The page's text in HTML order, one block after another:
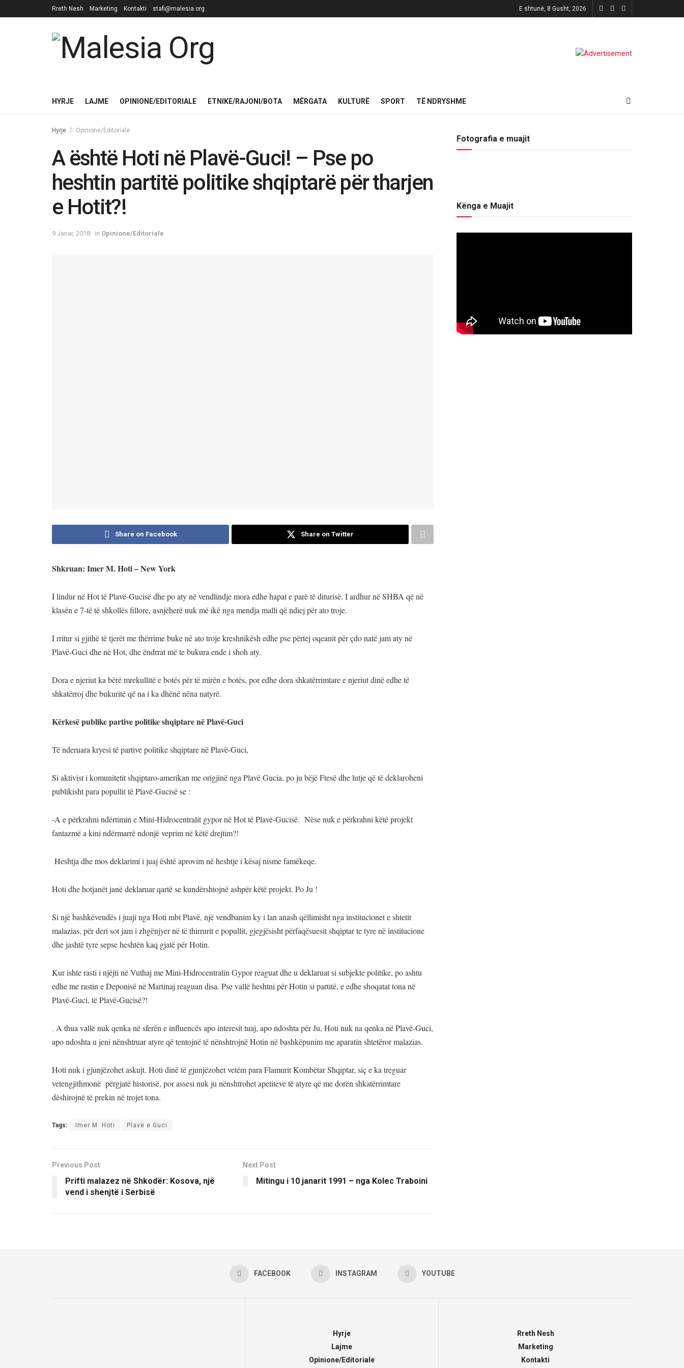
Rreth Nesh Marketing Kontakti stafi@malesia.org E shtunë, 8 Gusht, 2026
HYRJE LAJME OPINIONE/EDITORIALE ETNIKE/RAJONI/BOTA MËRGATA KULTURË SPORT TË NDRYSHME
Hyrje Opinione/Editoriale
A është Hoti në Plavë-Guci! – Pse po
heshtin partitë politike shqiptarë për tharjen
e Hotit?!
9 Janar, 2018 in Opinione/Editoriale
Share on Facebook Share on Twitter
Shkruan: Imer M. Hoti – New York
I lindur në Hot të Plavë-Gucisë dhe po aty në vendlindje mora edhe hapat e parë të diturisë. I ardhur në SHBA që në
klasën e 7-të të shkollës fillore, asnjëherë nuk më ikë nga mendja malli që ndiej për ato troje.
I rritur si gjithë të tjerët me thërrime buke në ato troje kreshnikësh edhe pse përtej oqeanit për çdo natë jam aty në
Plavë-Guci dhe në Hot, dhe ëndrrat më te bukura ende i shoh aty.
Dora e njeriut ka bërë mrekullitë e botës për të mirën e botës, por edhe dora shkatërrimtare e njeriut dinë edhe të
shkatërroj dhe bukuritë që na i ka dhënë nëna natyrë.
Kërkesë publike partive politike shqiptare në Plavë-Guci
Të nderuara kryesi të partive politike shqiptare në Plavë-Guci,
Si aktivist i komunitetit shqiptaro-amerikan me origjinë nga Plavë Gucia, po ju bëjë Ftesë dhe lutje që të deklaroheni
publikisht para popullit të Plavë-Gucisë se :
-A e përkrahni ndërtimin e Mini-Hidrocentralit gypor në Hot të Plavë-Gucisë. Nëse nuk e përkrahni këtë projekt
fantazmë a kini ndërmarrë ndonjë veprim në këtë drejtim?!
Heshtja dhe mos deklarimi i juaj është aprovim në heshtje i kësaj nisme famëkeqe.
Hoti dhe hotjanët janë deklaruar qartë se kundërshtojnë ashpër këtë projekt. Po Ju !
Si një bashkëvendës i juaji nga Hoti mbi Plavë, një vendbanim ky i lan anash qëllimisht nga institucionet e shtetit
malazias, për deri sot jam i zhgënjyer në të thirrurit e popullit, gjegjësisht përfaqësuesit shqiptar te tyre në institucione
dhe jashtë tyre sepse heshtën kaq gjatë për Hotin.
Kur ishte rasti i njëjti në Vuthaj me Mini-Hidrocentralin Gypor reaguat dhe u deklaruat si subjekte politike, po ashtu
edhe me rastin e Deponisë në Martinaj reaguan disa. Pse vallë heshtni për Hotin si partitë, e edhe shoqatat tona në
Plavë-Guci, të Plavë-Gucisë?!
. A thua vallë nuk qenka në sferën e influencës apo interesit tuaj, apo ndoshta për Ju, Hoti nuk na qenka në Plavë-Guci,
apo ndoshta u jeni nënshtruar atyre që tentojnë të nënshtrojnë Hotin në bashkëpunim me aparatin shtetëror malazias.
Hoti nuk i gjunjëzohet askujt. Hoti dinë të gjunjëzohet vetëm para Flamurit Kombëtar Shqiptar, siç e ka treguar
vetengjithmonë përgjatë historisë, por assesi nuk ju nënshtrohet apetiteve të atyre që me dorën shkatërrimtare
dëshirojnë të prekin në trojet tona.
Tags: Imer M. Hoti Plavë e Guci
Previous Post
Prifti malazez në Shkodër: Kosova, një
vend i shenjtë i Serbisë
Next Post
Mitingu i 10 janarit 1991 – nga Kolec Traboini
Fotografia e muajit
Kënga e Muajit
FACEBOOK INSTAGRAM YOUTUBE
Hyrje
Lajme
Opinione/Editoriale
Rreth Nesh
Marketing
Kontakti